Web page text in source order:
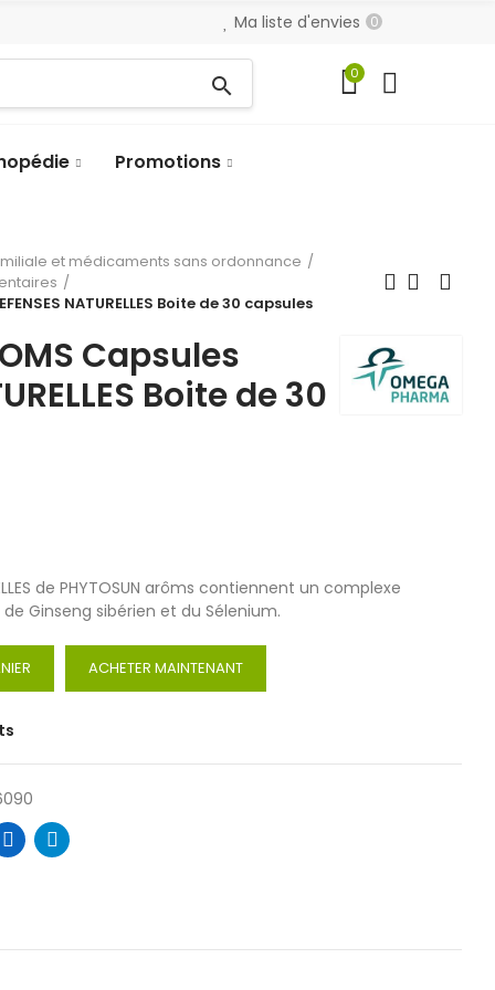
Ma liste d'envies 0
search 0
Promotions
et médicaments sans ordonnance
NATURELLES Boite de 30 capsules
Capsules
Boite de 30
de PHYTOSUN arôms contiennent un complexe
de Ginseng sibérien et du Sélenium.
ACHETER MAINTENANT